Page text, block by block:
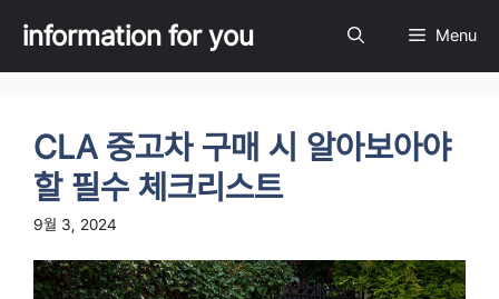
content
information for you Menu
CLA 중고차 구매 시 알아보아야
할 필수 체크리스트
9월 3, 2024